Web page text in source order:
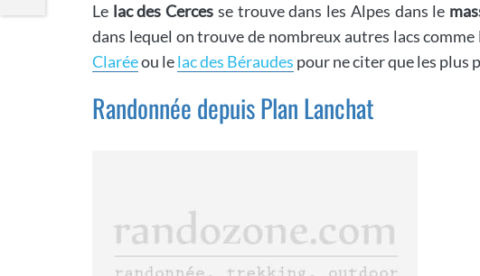
Le lac des Cerces se trouve dans les Alpes dans le
dans lequel on trouve de nombreux autres lacs comme
Claréeou lelac des Béraudes pour ne citer que les plus
Randonnée depuis Plan Lanchat